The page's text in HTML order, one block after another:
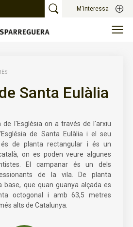
M'interessa
Santa Eulàlia
de l'Església on a través de l'arxiu
de Santa Eulàlia i el seu
és de planta rectangular i és un
on es poden veure algunes
El campanar és un dels
de la vila. De planta
base, que quan guanya alçada es
octogonal i amb 63,5 metres
alts de Catalunya.